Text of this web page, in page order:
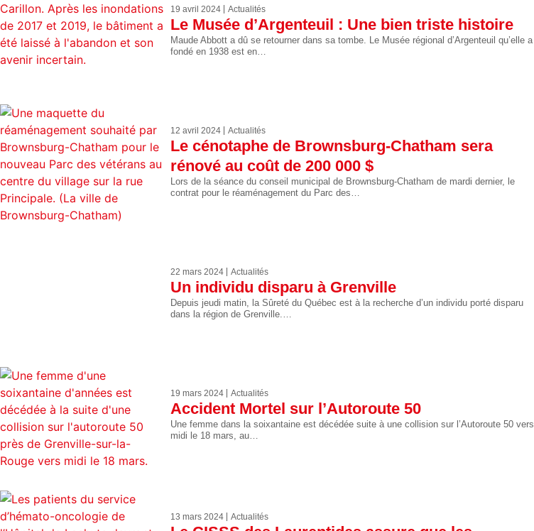
19 avril 2024 Actualités
Le Musée d’Argenteuil : Une bien triste histoire
Maude Abbott a dû se retourner dans sa tombe. Le Musée régional d’Argenteuil qu’elle a
fondé en 1938 est en…
12 avril 2024 Actualités
Le cénotaphe de Brownsburg-Chatham sera
rénové au coût de 200 000 $
Lors de la séance du conseil municipal de Brownsburg-Chatham de mardi dernier, le
contrat pour le réaménagement du Parc des…
22 mars 2024 Actualités
Un individu disparu à Grenville
Depuis jeudi matin, la Sûreté du Québec est à la recherche d’un individu porté disparu
dans la région de Grenville.…
19 mars 2024 Actualités
Accident Mortel sur l’Autoroute 50
Une femme dans la soixantaine est décédée suite à une collision sur l’Autoroute 50 vers
midi le 18 mars, au…
13 mars 2024 Actualités